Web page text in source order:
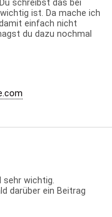
schreibst das bei
ist. Da mache ich
einfach nicht
du dazu nochmal
sehr wichtig.
darüber ein Beitrag